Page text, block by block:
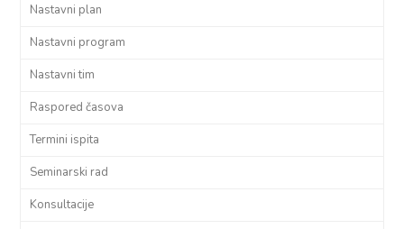
Nastavni plan
Nastavni program
Nastavni tim
Raspored časova
Termini ispita
Seminarski rad
Konsultacije